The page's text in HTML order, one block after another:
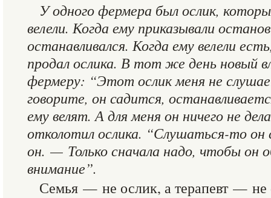
У одного фермера был ослик,
велели. Когда ему приказывали
останавливался. Когда ему велели
продал ослика. В тот же день новый
фермеру: “Этот ослик меня не
говорите, он садится,
ему велят. А для меня он ничего не
отколотил ослика. “Слушаться-то
он. — Только сначала надо, чтобы он
внимание”.
Семья — не ослик, а терапевт — не